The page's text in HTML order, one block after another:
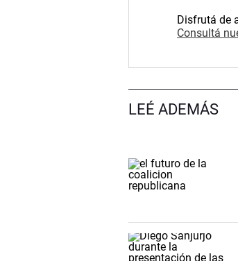
Disfrutá de
Consultá
LEÉ ADEMÁS